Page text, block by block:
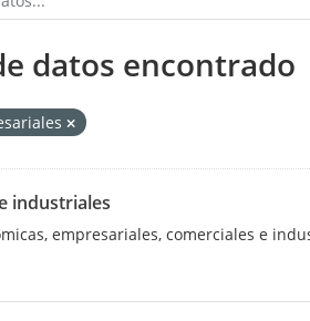
datos encontrado
industriales
empresariales, comerciales e